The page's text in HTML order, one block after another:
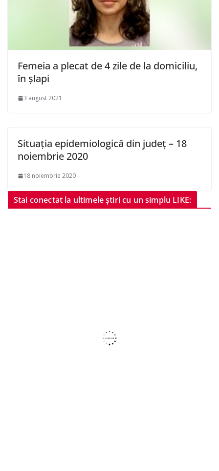
Femeia a plecat de 4 zile de la domiciliu,
în șlapi
3 august 2021
Situația epidemiologică din județ – 18
noiembrie 2020
18 noiembrie 2020
Stai conectat la ultimele știri cu un simplu LIKE: